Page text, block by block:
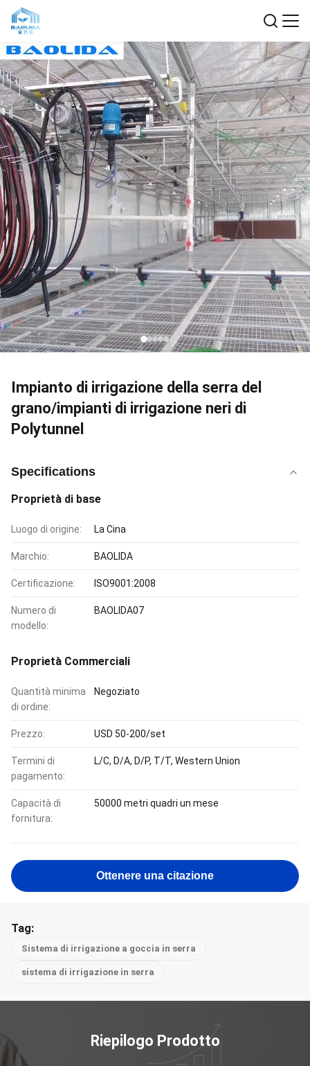
Impianto di irrigazione della serra del
grano/impianti di irrigazione neri di
Polytunnel
Specifications
Proprietà di base
Luogo di origine: La Cina
Marchio: BAOLIDA
Certificazione: ISO9001:2008
Numero di
modello:
BAOLIDA07
Proprietà Commerciali
Quantità minima
di ordine:
Negoziato
Prezzo: USD 50-200/set
Termini di
pagamento:
L/C, D/A, D/P, T/T, Western Union
Capacità di
fornitura:
50000 metri quadri un mese
Ottenere una citazione
Tag:
Sistema di irrigazione a goccia in serra
sistema di irrigazione in serra
Riepilogo Prodotto